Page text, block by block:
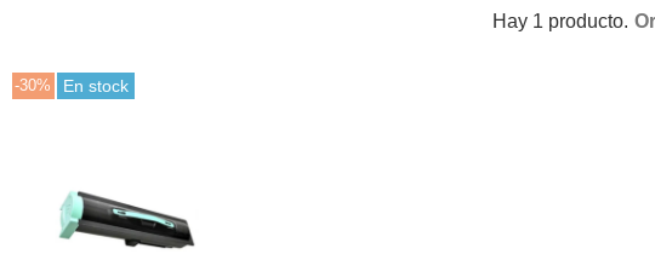
Hay 1 producto.
-30% En stock